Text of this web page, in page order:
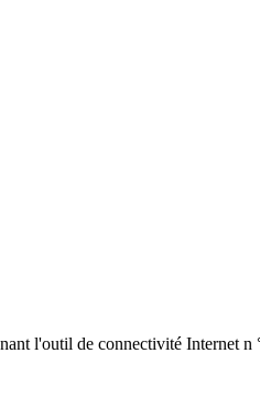
l'outil de connectivité Internet n